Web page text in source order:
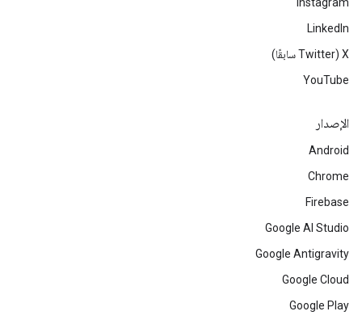
Instagram
LinkedIn
‫X ‏(Twitter سابقًا)
YouTube
الإصدار
Android
Chrome
Firebase
Google AI Studio
Google Antigravity
Google Cloud
Google Play